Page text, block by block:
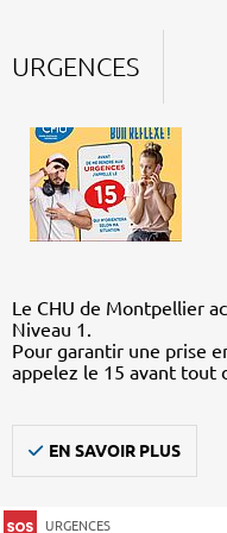
URGENCES
Le CHU de Montpellier
Niveau 1.
Pour garantir une prise
appelez le 15 avant tout
EN SAVOIR PLUS
URGENCES